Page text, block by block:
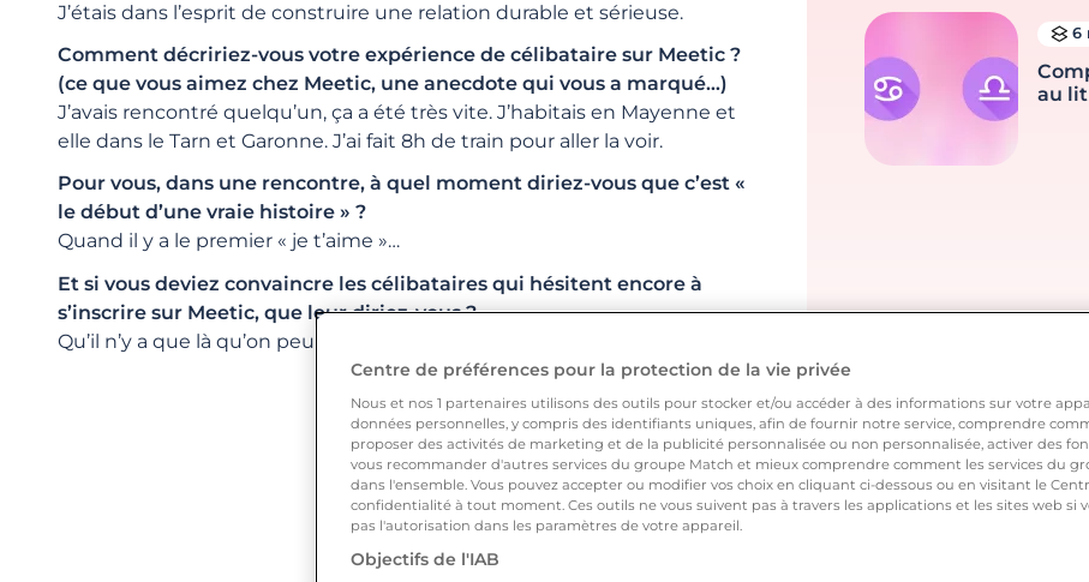
J’étais dans l’esprit de construire une relation durable et sérieuse.
Comment décririez-vous votre expérience de célibataire sur Meetic ?
(ce que vous aimez chez Meetic, une anecdote qui vous a marqué…)
J’avais rencontré quelqu’un, ça a été très vite. J’habitais en Mayenne et
elle dans le Tarn et Garonne. J’ai fait 8h de train pour aller la voir.
Pour vous, dans une rencontre, à quel moment diriez-vous que c’est «
le début d’une vraie histoire » ?
Quand il y a le premier « je t’aime »…
Et si vous deviez convaincre les célibataires qui hésitent encore à
s’inscrire sur Meetic, que leur diriez-vous ?
Qu’il n’y a que là qu’on peut trouver du sérieux.
6
au lit
Centre de préférences pour la protection de la vie privée
Nous et nos 1 partenaires utilisons des outils pour stocker et/ou accéder à des informations sur votre
données personnelles, y compris des identifiants uniques, afin de fournir notre service, comprendre
proposer des activités de marketing et de la publicité personnalisée ou non personnalisée, activer des
vous recommander d'autres services du groupe Match et mieux comprendre comment les services du
dans l'ensemble. Vous pouvez accepter ou modifier vos choix en cliquant ci-dessous ou en visitant le
confidentialité à tout moment. Ces outils ne vous suivent pas à travers les applications et les sites web si
pas l'autorisation dans les paramètres de votre appareil.
Objectifs de l'IAB